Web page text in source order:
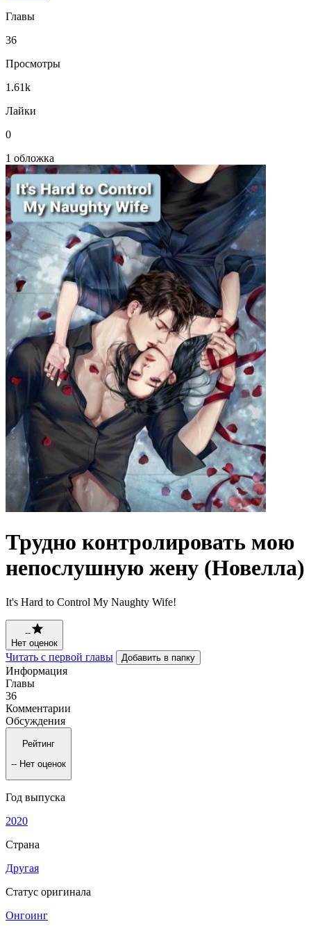
Главы
36
Просмотры
1.61k
Лайки
0
1 обложка
Трудно контролировать мою
непослушную жену (Новелла)
It's Hard to Control My Naughty Wife!
--
Нет оценок
Читать с первой главы Добавить в папку
Информация
Главы
36
Комментарии
Обсуждения
Рейтинг
-- Нет оценок
Год выпуска
2020
Страна
Другая
Статус оригинала
Онгоинг